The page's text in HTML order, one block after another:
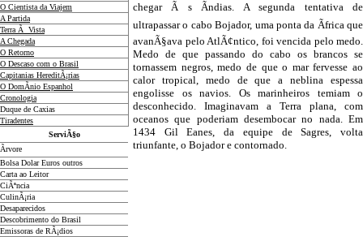
O Cientista da Viajem
A Partida
Terra Ã Vista
A Chegada
O Retorno
O Descaso com o Brasil
Capitanias HereditÃ¡rias
O DomÃ­nio Espanhol
Cronologia
Duque de Caxias
Tiradentes
ServiÃ§o
Ãrvore
Bolsa Dolar Euros outros
Carta ao Leitor
CiÃªncia
CulinÃ¡ria
Desaparecidos
Descobrimento do Brasil
Emissoras de RÃ¡dios
chegar Ã s Ãndias. A segunda tentativa de
ultrapassar o cabo Bojador, uma ponta da Ãfrica que
avanÃ§ava pelo AtlÃ¢ntico, foi vencida pelo medo.
Medo de que passando do cabo os brancos se
tornassem negros, medo de que o mar fervesse ao
calor tropical, medo de que a neblina espessa
engolisse os navios. Os marinheiros temiam o
desconhecido. Imaginavam a Terra plana, com
oceanos que poderiam desembocar no nada. Em
1434 Gil Eanes, da equipe de Sagres, volta
triunfante, o Bojador e contornado.